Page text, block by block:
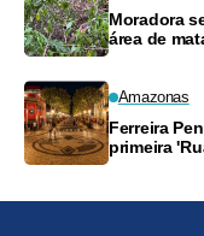
Moradora
área de
Amazonas
Ferreira
primeira